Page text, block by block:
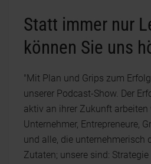
Statt immer nur
können Sie uns
"Mit Plan und Grips zum
unserer Podcast-Show. Der
aktiv an ihrer Zukunft arbeiten
Unternehmer, Entrepreneure,
und alle, die unternehmerisch
Zutaten; unsere sind: